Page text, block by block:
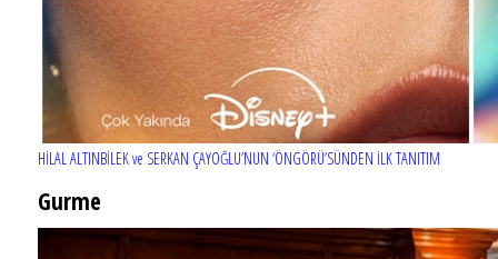
HİLAL ALTINBİLEK ve SERKAN ÇAYOĞLU’NUN ‘ÖNGÖRÜ’SÜNDEN İLK TANITIM
Gurme
EĞLENCE HAYATINA YENİ SOLUK: Gabbro Dream Theatre